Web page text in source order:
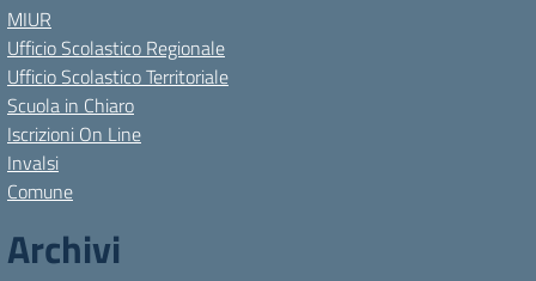
MIUR
Ufficio Scolastico Regionale
Ufficio Scolastico Territoriale
Scuola in Chiaro
Iscrizioni On Line
Invalsi
Comune
Archivi